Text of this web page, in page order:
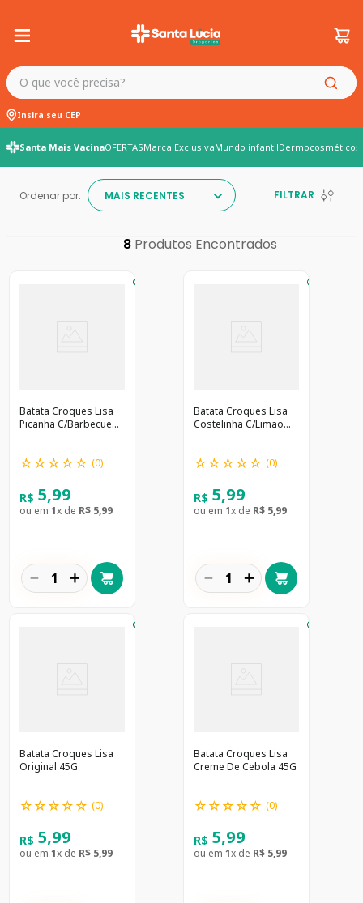
O que você precisa?
Insira seu CEP
Santa Mais VacinaOFERTASMarca ExclusivaMundo infantilDermocosméticos
Ordenar por: MAIS RECENTES FILTRAR
8
Batata Croques Lisa
Picanha C/Barbecue
☆☆☆☆☆ (0)
R$ 5,99
ou em 1x de R$ 5,99
＋
－
Batata Croques Lisa
Costelinha C/Limao
☆☆☆☆☆ (0)
R$ 5,99
ou em 1x de R$ 5,99
＋
－
Batata Croques Lisa
Original 45G
☆☆☆☆☆ (0)
R$ 5,99
ou em 1x de R$ 5,99
Batata Croques Lisa
Creme De Cebola 45G
☆☆☆☆☆ (0)
R$ 5,99
ou em 1x de R$ 5,99